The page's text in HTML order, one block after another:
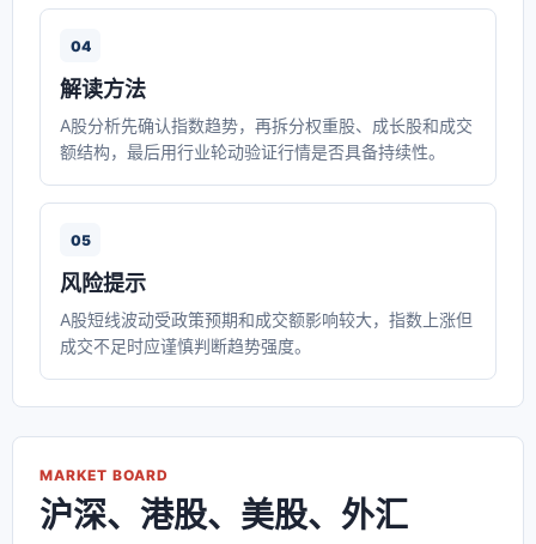
04
解读方法
A股分析先确认指数趋势，再拆分权重股、成长股和成交
额结构，最后用行业轮动验证行情是否具备持续性。
05
风险提示
A股短线波动受政策预期和成交额影响较大，指数上涨但
成交不足时应谨慎判断趋势强度。
MARKET BOARD
沪深、港股、美股、外汇